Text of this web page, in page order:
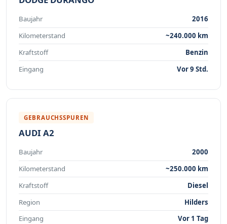
Baujahr
2016
Kilometerstand
~240.000 km
Kraftstoff
Benzin
Eingang
Vor 9 Std.
GEBRAUCHSSPUREN
AUDI A2
Baujahr
2000
Kilometerstand
~250.000 km
Kraftstoff
Diesel
Region
Hilders
Eingang
Vor 1 Tag